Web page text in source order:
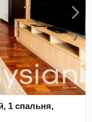
1 спальня,